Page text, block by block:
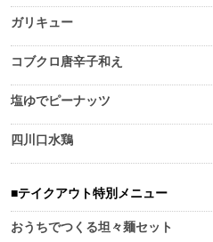
ガリキュー
コブクロ唐辛子和え
塩ゆでピーナッツ
四川口水鶏
テイクアウト特別メニュー
おうちでつくる坦々麺セット